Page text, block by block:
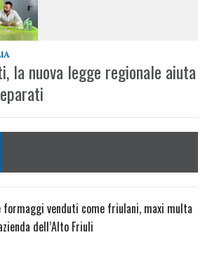
la nuova legge regionale aiuta
formaggi venduti come friulani, maxi multa
dell’Alto Friuli